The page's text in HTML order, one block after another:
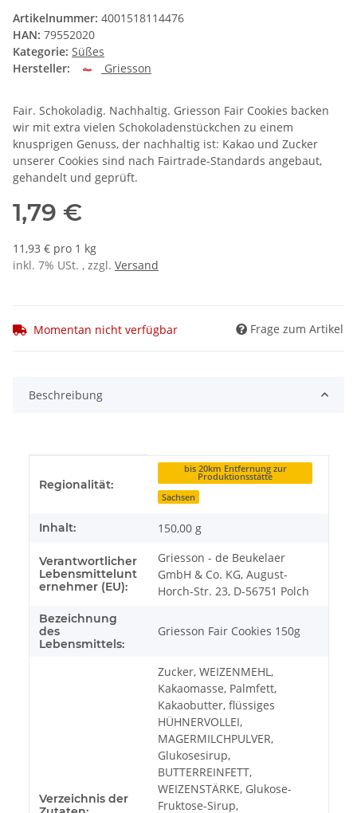
Artikelnummer: 4001518114476
HAN: 79552020
Kategorie: Süßes
Hersteller:
Griesson
Fair. Schokoladig. Nachhaltig. Griesson Fair Cookies backen
wir mit extra vielen Schokoladenstückchen zu einem
knusprigen Genuss, der nachhaltig ist: Kakao und Zucker
unserer Cookies sind nach Fairtrade-Standards angebaut,
gehandelt und geprüft.
1,79 €
11,93 € pro 1 kg
inkl. 7% USt. , zzgl. Versand
Momentan nicht verfügbar Frage zum Artikel
Beschreibung
Regionalität:
bis 20km Entfernung zur
Produktionsstätte
Sachsen
Inhalt: 150,00 g
Verantwortlicher
Lebensmittelunt
ernehmer (EU):
Griesson - de Beukelaer
GmbH & Co. KG, August-
Horch-Str. 23, D-56751 Polch
Bezeichnung
des
Lebensmittels:
Griesson Fair Cookies 150g
Verzeichnis der
Zucker, WEIZENMEHL,
Kakaomasse, Palmfett,
Kakaobutter, flüssiges
HÜHNERVOLLEI,
MAGERMILCHPULVER,
Glukosesirup,
BUTTERREINFETT,
WEIZENSTÄRKE, Glukose-
Fruktose-Sirup,